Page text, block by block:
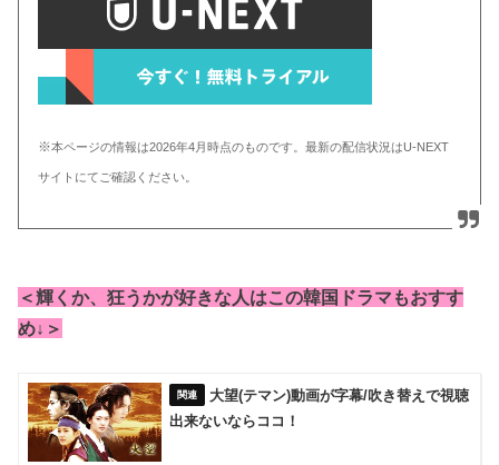
※本ページの情報は2026年4月時点のものです。最新の配信状況はU-NEXT
サイトにてご確認ください。
＜輝くか、狂うかが好きな人はこの韓国ドラマもおすす
め↓＞
大望(テマン)動画が字幕/吹き替えで視聴
出来ないならココ！